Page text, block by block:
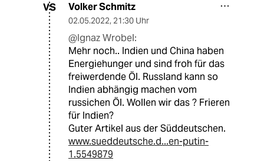
VS Volker Schmitz
02.05.2022, 21:30 Uhr
@Ignaz Wrobel:
Mehr noch.. Indien und China haben
Energiehunger und sind froh für das
freiwerdende Öl. Russland kann so
Indien abhängig machen vom
russichen Öl. Wollen wir das ? Frieren
für Indien?
Guter Artikel aus der Süddeutschen.
www.sueddeutsche.d...en-putin-
1.5549879